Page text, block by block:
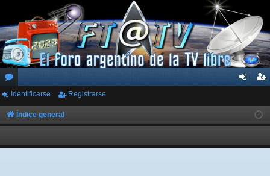
or
os
ar
ist
rs
Identificarse Registrarse
Índice general